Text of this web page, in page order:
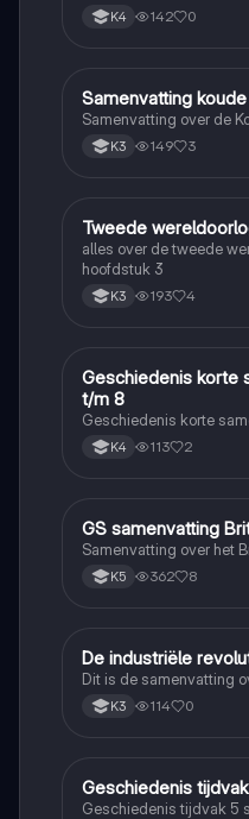
K4 142 0
Geschiedenis
Samenvatting
Samenvatting over de
K3 149 3
Geschiedenis
Tweede
alles over de tweede
hoofdstuk 3
K3 193 4
Geschiedenis
Geschiedenis korte
t/m 8
Geschiedenis korte
K4 113 2
Geschiedenis
GS samenvatting
Samenvatting over het
K5 362 8
Geschiedenis
De industriële
Dit is de samenvatting
K3 114 0
Geschiedenis
Geschiedenis
Geschiedenis tijdvak 5